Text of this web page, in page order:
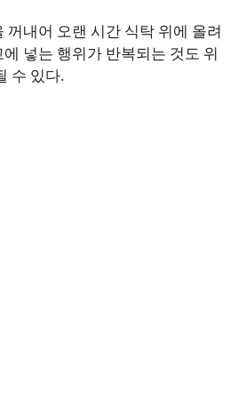
꺼내어 오랜 시간 식탁 위에 올려
넣는 행위가 반복되는 것도 위
수 있다.